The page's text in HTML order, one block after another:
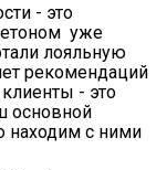
- это
уже
лояльную
рекомендаций
- это
основной
находим с ними